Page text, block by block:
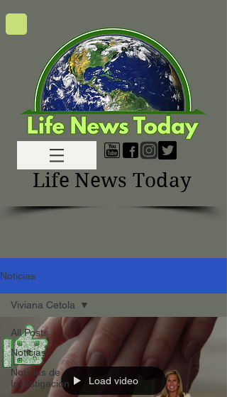
Life News Today
Noticias
All Posts
Noticias
Noticias de
Investigación
Viviana Cetola
Load video